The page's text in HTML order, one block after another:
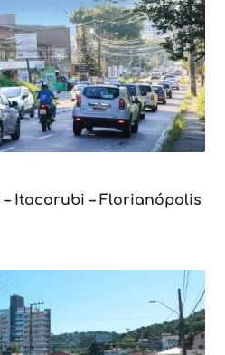
– Itacorubi – Florianópolis